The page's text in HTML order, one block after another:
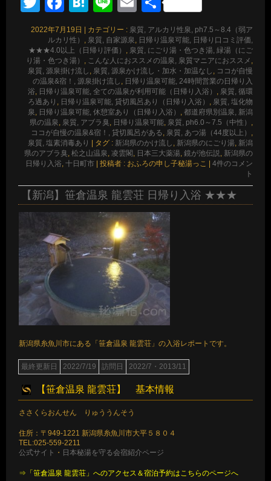
有
2022年7月19日 カテゴリー : 泉質, アルカリ性泉, ph7.5～8.4（弱ア
ルカリ性） , 泉質, 自家源泉, 日帰り温泉可能, 日帰り口コミ評価,
★★★4.0以上（日帰り評価） , 泉質, にごり湯・色つき湯, 緑湯（にご
り湯・色つき湯） , こんな人におススメの温泉, 泉質マニアにおススメ ,
泉質, 源泉掛け流し , 泉質, 源泉かけ流し・加水・加温なし , ココが自慢
の温泉&宿！, 源泉掛け流し , 日帰り温泉可能, 24時間営業の日帰り入
浴, 日帰り温泉可能, 全ての温泉が利用可能（日帰り入浴） , 泉質, 循環
ろ過あり , 日帰り温泉可能, 貸切風呂あり（日帰り入浴） , 泉質, 塩化物
泉, 日帰り温泉可能, 休憩室あり（日帰り入浴） , 都道府県別温泉, 新潟
県の温泉, 泉質, アブラ臭, 日帰り温泉可能, 泉質, ph6.0～7.5（中性） ,
ココが自慢の温泉&宿！, 貸切風呂がある, 泉質, あつ湯（44度以上） ,
泉質, 塩素消毒あり
タグ : 新潟県のかけ流し , 新潟県のにごり湯, 新潟
県のアブラ臭, 松之山温泉, 凌雲閣 , 日本三大薬湯, 鏡が池伝説, 新潟県の
日帰り入浴, 十日町市 投稿者 : おふろの申し子秘湯っこ
4件のコメン
ト
【新潟】笹倉温泉 龍雲荘 日帰り入浴 ★★★
新潟県糸魚川市にある「笹倉温泉 龍雲荘」の入浴レポートです。
最終更新日 2022/7/19 訪問日 2022/7・2013/11
【笹倉温泉 龍雲荘】 基本情報
ささくらおんせん りゅううんそう
住所：〒949-1221 新潟県糸魚川市大平５８０４
TEL:025-559-2211
公式サイト ・ 日本秘湯を守る会宿紹介ページ
⇒「笹倉温泉 龍雲荘」へのアクセス＆宿泊予約はこちらのページへ